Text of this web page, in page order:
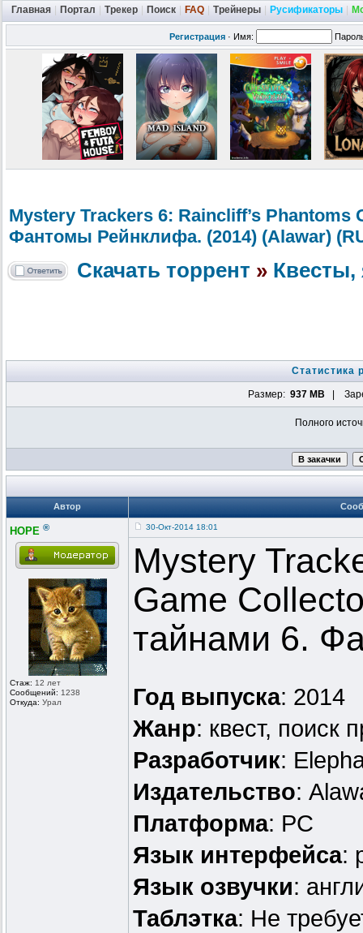
Главная Портал Трекер Поиск FAQ Трейнеры Русификаторы
Регистрация · Имя:
Mystery Trackers 6: Raincliff’s
Фантомы Рейнклифа. (2014) (Alawar)
Скачать торрент » Квесты,
Статистика
Размер: 937 MB |
Полного
Автор
HOPE ®
Стаж: 12 лет
Сообщений: 1238
Откуда: Урал
30-Окт-2014 18:01
Mystery
Game
тайнами 6.
Год выпуска: 2014
Жанр: квест, поиск
Разработчик:
Издательство:
Платформа: PC
Язык интерфейса:
Язык озвучки:
Таблэтка: Не